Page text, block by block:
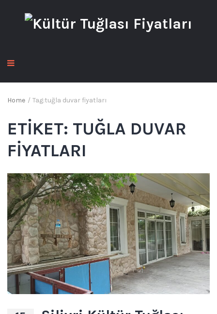
Home / Tag:tuğla duvar fiyatları
ETIKET: TUĞLA DUVAR
FIYATLARI